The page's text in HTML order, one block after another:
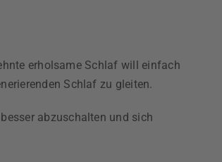
erholsame Schlaf will einfach
Schlaf zu gleiten.
abzuschalten und sich